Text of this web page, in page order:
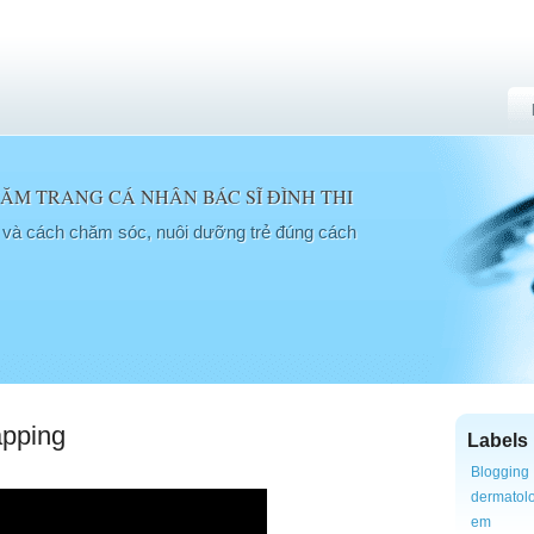
TRANG CÁ NHÂN BÁC SĨ ĐÌNH THI
cách chăm sóc, nuôi dưỡng trẻ đúng cách
Labels
Blogging
em